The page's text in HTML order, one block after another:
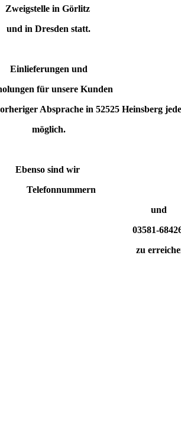
Zweigstelle in Görlitz
und in Dresden statt.
Einlieferungen und
für unsere Kunden
Absprache in 52525 Heinsberg
möglich.
Ebenso sind wir